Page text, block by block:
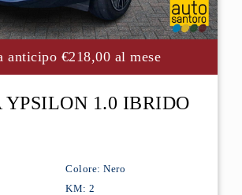
anticipo €218,00 al mese
1.0 IBRIDO
Colore: Nero
KM: 2